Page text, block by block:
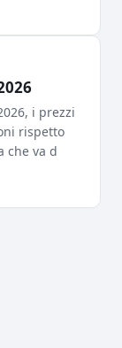
i prezzi
rispetto
che va d